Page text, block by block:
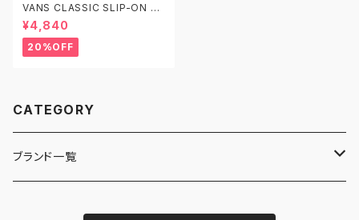
VANS CLASSIC SLIP-ON V
N000EYEBＷＷ 22.0-23.0 2
5.0-25.0-25.5 27.5-30.0 ヴ
ァンズ クラシック スリッポン チ
ェッカーボード チェック
¥4,840
20%OFF
CATEGORY
ブランド一覧